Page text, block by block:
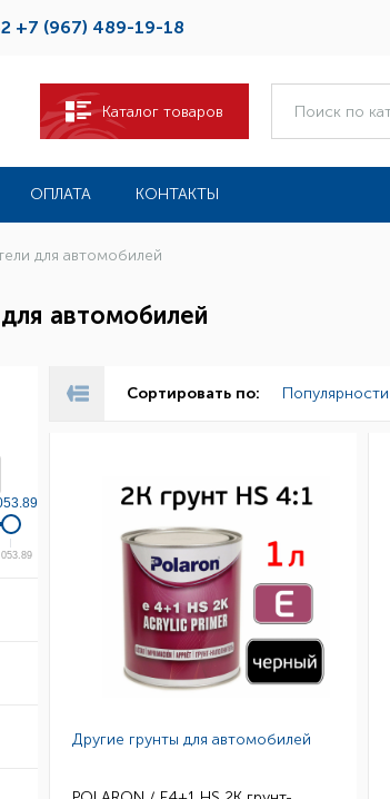
+7 (967) 489-19-18
Каталог товаров
ОПЛАТА КОНТАКТЫ
для автомобилей
автомобилей
Сортировать по: Популярности
Другие грунты для автомобилей